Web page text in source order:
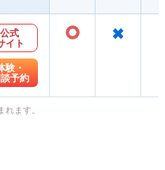
公式
イト
験・
予約
○ ×
ます。